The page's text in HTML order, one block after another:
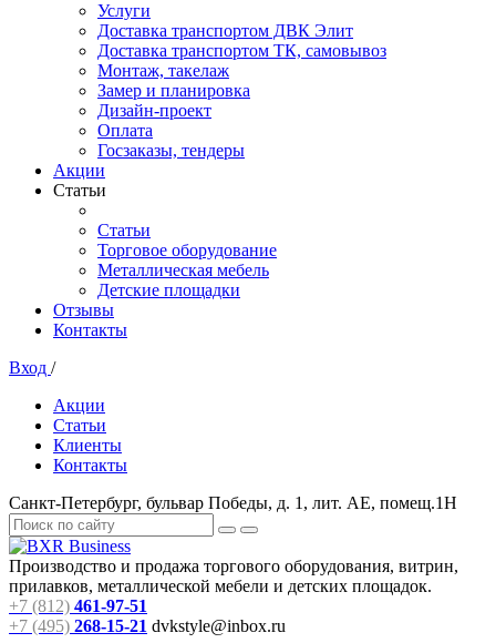
Услуги
Доставка транспортом ДВК Элит
Доставка транспортом ТК, самовывоз
Монтаж, такелаж
Замер и планировка
Дизайн-проект
Оплата
Госзаказы, тендеры
Акции
Статьи
Статьи
Торговое оборудование
Металлическая мебель
Детские площадки
Отзывы
Контакты
Вход /
Акции
Статьи
Клиенты
Контакты
Санкт-Петербург, бульвар Победы, д. 1, лит. АЕ, помещ.1Н
Производство и продажа торгового оборудования, витрин,
прилавков, металлической мебели и детских площадок.
+7 (812) 461-97-51
+7 (495) 268-15-21 dvkstyle@inbox.ru